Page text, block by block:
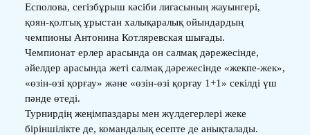
Есполова, сегізбұрыш кәсіби лигасының жауынгері,
қоян-қолтық ұрыстан халықаралық ойындардың
чемпионы Антонина Котляревская шығады.
Чемпионат ерлер арасында он салмақ дәрежесінде,
әйелдер арасында жеті салмақ дәрежесінде «жекпе-жек»,
«өзін-өзі қорғау» және «өзін-өзі қорғау 1+1» секілді үш
пәнде өтеді.
Турнирдің жеңімпаздары мен жүлдегерлері жеке
біріншілікте де, командалық есепте де анықталады.